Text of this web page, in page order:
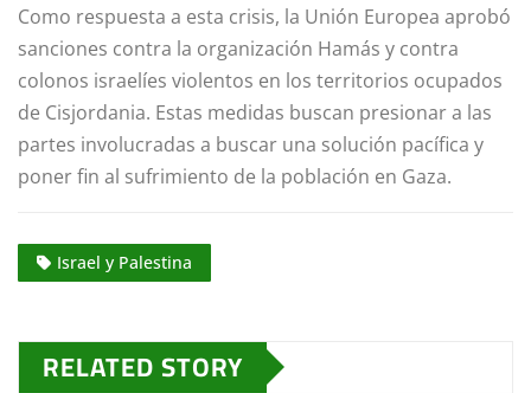
Como respuesta a esta crisis, la Unión Europea aprobó
sanciones contra la organización Hamás y contra
colonos israelíes violentos en los territorios ocupados
de Cisjordania. Estas medidas buscan presionar a las
partes involucradas a buscar una solución pacífica y
poner fin al sufrimiento de la población en Gaza.
Israel y Palestina
RELATED STORY